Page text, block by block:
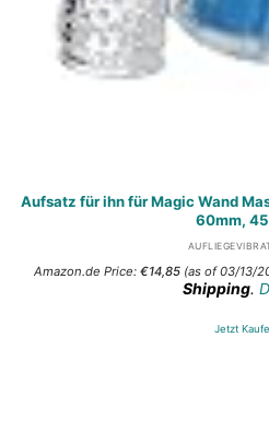
Aufsatz für ihn für Magic Wand
60mm,
Amazon.de Price: €14,85(as of 03/13/
Shipping.
Jetzt